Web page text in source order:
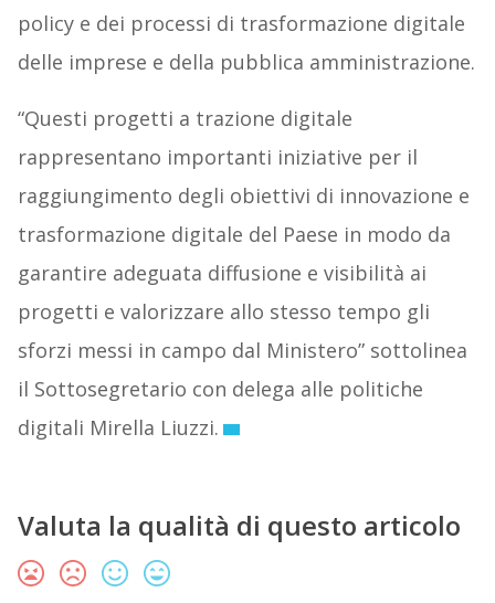
policy e dei processi di trasformazione digitale
delle imprese e della pubblica amministrazione.
“Questi progetti a trazione digitale
rappresentano importanti iniziative per il
raggiungimento degli obiettivi di innovazione e
trasformazione digitale del Paese in modo da
garantire adeguata diffusione e visibilità ai
progetti e valorizzare allo stesso tempo gli
sforzi messi in campo dal Ministero” sottolinea
il Sottosegretario con delega alle politiche
digitali Mirella Liuzzi.
Valuta la qualità di questo articolo